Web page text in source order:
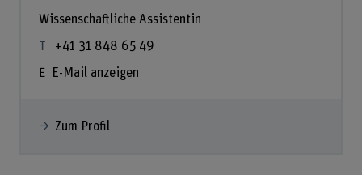
Wissenschaftliche Assistentin
+41 31 848 65 49
E-Mail anzeigen
Zum Profil